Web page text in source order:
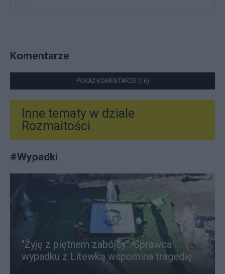
Komentarze
POKAŻ KOMENTARZE (16)
Inne tematy w dziale
Rozmaitości
#Wypadki
"Żyję z piętnem zabójcy". Sprawca
wypadku z Litewką wspomina tragedię